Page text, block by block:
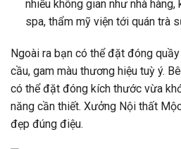
nhiều không gian như nhà hàng,
spa, thẩm mỹ viện tới quán trà
Ngoài ra bạn có thể đặt đóng
cầu, gam màu thương hiệu tuỳ ý.
có thể đặt đóng kích thước vừa
năng cần thiết. Xưởng Nội thất
đẹp đúng điệu.